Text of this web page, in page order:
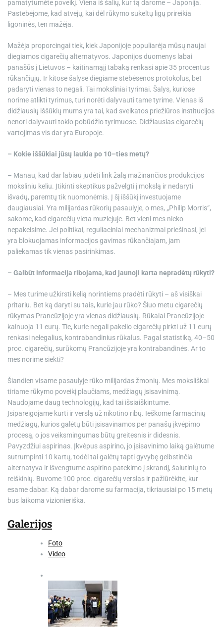
pamatytumėte poveikį. Viena iš šalių, kur tą darome – Japonija.
Pastebėjome, kad atvejų, kai dėl rūkymo sukeltų ligų prireikia
ligoninės, ten mažėja.
Mažėja proporcingai tiek, kiek Japonijoje populiarėja mūsų naujai
diegiamos cigarečių alternatyvos. Japonijos duomenys labai
panašūs į Lietuvos – kaitinamąjį tabaką renkasi apie 35 procentus
rūkančiųjų. Ir kitose šalyse diegiame stebėsenos protokolus, bet
padaryti vienas to negali. Tai moksliniai tyrimai. Šalys, kuriose
norime atlikti tyrimus, turi norėti dalyvauti tame tyrime. Vienas iš
didžiausių iššūkių mums yra tai, kad sveikatos priežiūros institucijos
nenori dalyvauti tokio pobūdžio tyrimuose. Didžiausias cigarečių
vartojimas vis dar yra Europoje.
– Kokie iššūkiai jūsų laukia po 10–ties metų?
– Manau, kad dar labiau judėti link žalą mažinančios produkcijos
moksliniu keliu. Įtikinti skeptikus pažvelgti į mokslą ir nedaryti
išvadų, paremtų tik nuomonėmis. Į šį iššūkį investuojame
daugiausiai. Yra milijardas rūkorių pasaulyje, o mes, „Philip Morris“,
sakome, kad cigarečių vieta muziejuje. Bet vieni mes nieko
nepakeisime. Jei politikai, reguliaciniai mechanizmai priešinasi, jei
yra blokuojamas informacijos gavimas rūkančiajam, jam
paliekamas tik vienas pasirinkimas.
– Galbūt informacija ribojama, kad jaunoji karta nepradėtų rūkyti?
– Mes turime užkirsti kelią norintiems pradėti rūkyti – aš visiškai
pritariu. Bet ką daryti su tais, kurie jau rūko? Šiuo metu cigarečių
rūkymas Prancūzijoje yra vienas didžiausių. Rūkalai Prancūzijoje
kainuoja 11 eurų. Tie, kurie negali pakelio cigarečių pirkti už 11 eurų
renkasi nelegalius, kontrabandinius rūkalus. Pagal statistiką, 40–50
proc. cigarečių, surūkomų Prancūzijoje yra kontrabandinės. Ar to
mes norime siekti?
Šiandien visame pasaulyje rūko milijardas žmonių. Mes moksliškai
tiriame rūkymo poveikį plaučiams, medžiagų įsisavinimą.
Naudojame daug technologijų, kad tai išsiaiškintume.
Įsipareigojame kurti ir verslą už nikotino ribų. Ieškome farmacinių
medžiagų, kurios galėtų būti įsisavinamos per panašų įkvėpimo
procesą, o jos veiksmingumas būtų greitesnis ir didesnis.
Pavyzdžiui aspirinas. Įkvėpus aspirino, jo įsisavinimo laiką galėtume
sutrumpinti 10 kartų, todėl tai galėtų tapti gyvybę gelbstinčia
alternatyva ir išvengtume aspirino patekimo į skrandį, šalutinių to
reiškinių. Buvome 100 proc. cigarečių verslas ir pažiūrėkite, kur
esame dabar. Ką dabar darome su farmacija, tikriausiai po 15 metų
bus laikoma vizionieriška.
Galerijos
Foto
Video